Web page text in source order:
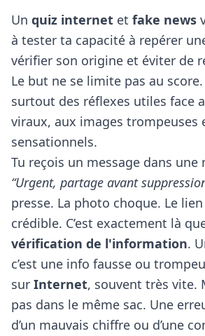
Un quiz internet et fake news
à tester ta capacité à repérer
vérifier son origine et éviter de
Le but ne se limite pas au
surtout des réflexes utiles face
viraux, aux images
sensationnels.
Tu reçois un message dans une
“Urgent, partage avant
presse. La photo choque. Le
crédible. C’est exactement là
vérification de l'information.
c’est une info fausse ou
sur Internet, souvent très vite.
pas dans le même sac. Une
d’un mauvais chiffre ou d’une